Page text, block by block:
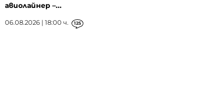
авиолайнер –...
06.08.2026 | 18:00 ч. 125